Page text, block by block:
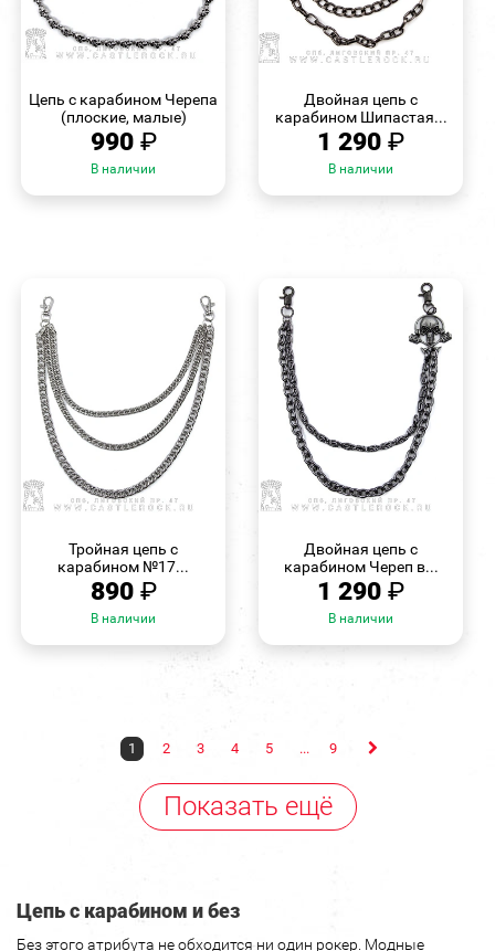
Цепь с карабином Черепа
(плоские, малые)
990 ₽
В наличии
Двойная цепь с
карабином Шипастая...
1 290 ₽
В наличии
Тройная цепь с
карабином №17...
890 ₽
В наличии
Двойная цепь с
карабином Череп в...
1 290 ₽
В наличии
1 2 3 4 5 ... 9
Показать ещё
Цепь с карабином и без
Без этого атрибута не обходится ни один рокер. Модные